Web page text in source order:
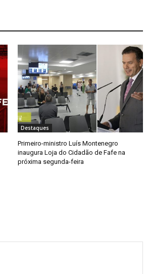
Destaques
Primeiro-ministro Luís Montenegro
inaugura Loja do Cidadão de Fafe na
próxima segunda-feira